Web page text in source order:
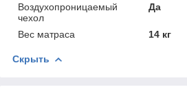
Воздухопроницаемый
чехол
Да
Вес матраса 14 кг
Скрыть